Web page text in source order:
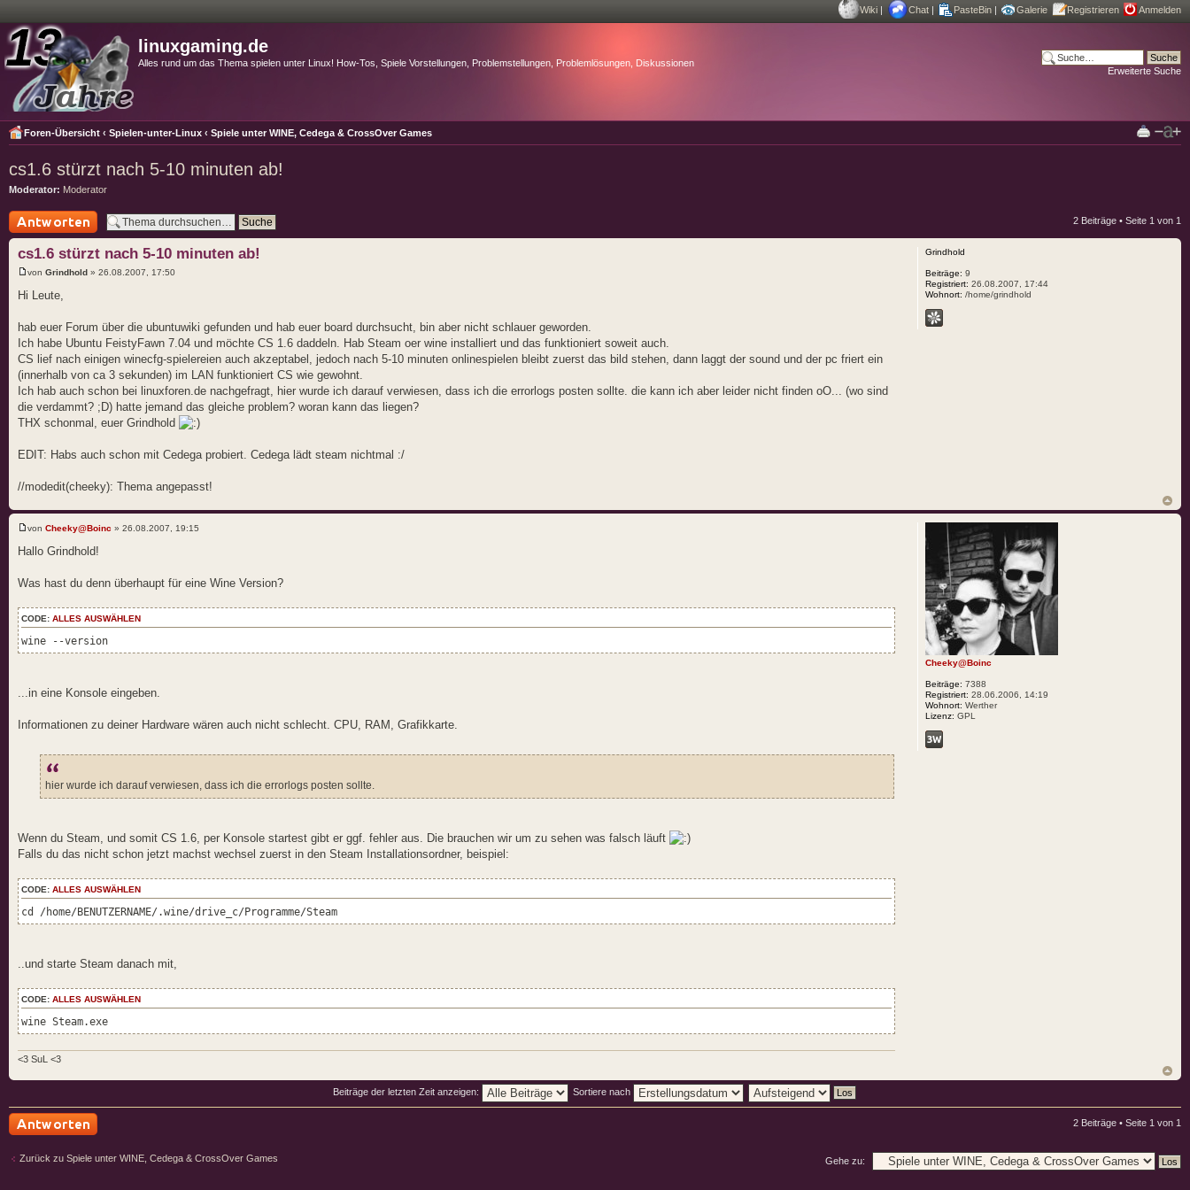
Wiki | Chat | PasteBin | Galerie Registrieren Anmelden
linuxgaming.de
Alles rund um das Thema spielen unter Linux! How-Tos, Spiele Vorstellungen, Problemstellungen, Problemlösungen, Diskussionen
Erweiterte Suche
Foren-Übersicht ‹ Spielen-unter-Linux ‹ Spiele unter WINE, Cedega & CrossOver Games
cs1.6 stürzt nach 5-10 minuten ab!
Moderator: Moderator
Antwort schreiben
2 Beiträge • Seite 1 von 1
cs1.6 stürzt nach 5-10 minuten ab!
von Grindhold » 26.08.2007, 17:50
Hi Leute,
hab euer Forum über die ubuntuwiki gefunden und hab euer board durchsucht, bin aber nicht schlauer geworden.
Ich habe Ubuntu FeistyFawn 7.04 und möchte CS 1.6 daddeln. Hab Steam oer wine installiert und das funktioniert soweit auch.
CS lief nach einigen winecfg-spielereien auch akzeptabel, jedoch nach 5-10 minuten onlinespielen bleibt zuerst das bild stehen, dann laggt der sound und der pc friert ein
(innerhalb von ca 3 sekunden) im LAN funktioniert CS wie gewohnt.
Ich hab auch schon bei linuxforen.de nachgefragt, hier wurde ich darauf verwiesen, dass ich die errorlogs posten sollte. die kann ich aber leider nicht finden oO... (wo sind
die verdammt? ;D) hatte jemand das gleiche problem? woran kann das liegen?
THX schonmal, euer Grindhold
EDIT: Habs auch schon mit Cedega probiert. Cedega lädt steam nichtmal :/
//modedit(cheeky): Thema angepasst!
Grindhold
Beiträge: 9
Registriert: 26.08.2007, 17:44
Wohnort: /home/grindhold
von Cheeky@Boinc » 26.08.2007, 19:15
Hallo Grindhold!
Was hast du denn überhaupt für eine Wine Version?
CODE: ALLES AUSWÄHLEN
wine --version
...in eine Konsole eingeben.
Informationen zu deiner Hardware wären auch nicht schlecht. CPU, RAM, Grafikkarte.
hier wurde ich darauf verwiesen, dass ich die errorlogs posten sollte.
Wenn du Steam, und somit CS 1.6, per Konsole startest gibt er ggf. fehler aus. Die brauchen wir um zu sehen was falsch läuft
Falls du das nicht schon jetzt machst wechsel zuerst in den Steam Installationsordner, beispiel:
CODE: ALLES AUSWÄHLEN
cd /home/BENUTZERNAME/.wine/drive_c/Programme/Steam
..und starte Steam danach mit,
CODE: ALLES AUSWÄHLEN
wine Steam.exe
<3 SuL <3
Cheeky@Boinc
Beiträge: 7388
Registriert: 28.06.2006, 14:19
Wohnort: Werther
Lizenz: GPL
Beiträge der letzten Zeit anzeigen: Sortiere nach
2 Beiträge • Seite 1 von 1
Zurück zu Spiele unter WINE, Cedega & CrossOver Games Gehe zu: